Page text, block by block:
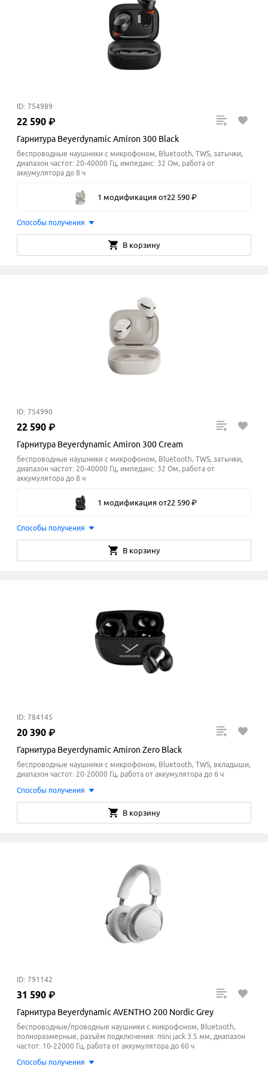
ID: 754989
22 590 ₽
Гарнитура Beyerdynamic Amiron 300 Black
беспроводные наушники с микрофоном, Bluetooth, TWS, затычки,
диапазон частот: 20-40000 Гц, импеданс: 32 Ом, работа от
аккумулятора до 8 ч
1 модификация от22 590 ₽
Способы получения
В корзину
ID: 754990
22 590 ₽
Гарнитура Beyerdynamic Amiron 300 Cream
беспроводные наушники с микрофоном, Bluetooth, TWS, затычки,
диапазон частот: 20-40000 Гц, импеданс: 32 Ом, работа от
аккумулятора до 8 ч
1 модификация от22 590 ₽
Способы получения
В корзину
ID: 784145
20 390 ₽
Гарнитура Beyerdynamic Amiron Zero Black
беспроводные наушники с микрофоном, Bluetooth, TWS, вкладыши,
диапазон частот: 20-20000 Гц, работа от аккумулятора до 6 ч
Способы получения
В корзину
ID: 791142
31 590 ₽
Гарнитура Beyerdynamic AVENTHO 200 Nordic Grey
беспроводные/проводные наушники с микрофоном, Bluetooth,
полноразмерные, разъём подключения: mini jack 3.5 мм, диапазон
частот: 10-22000 Гц, работа от аккумулятора до 60 ч
Способы получения